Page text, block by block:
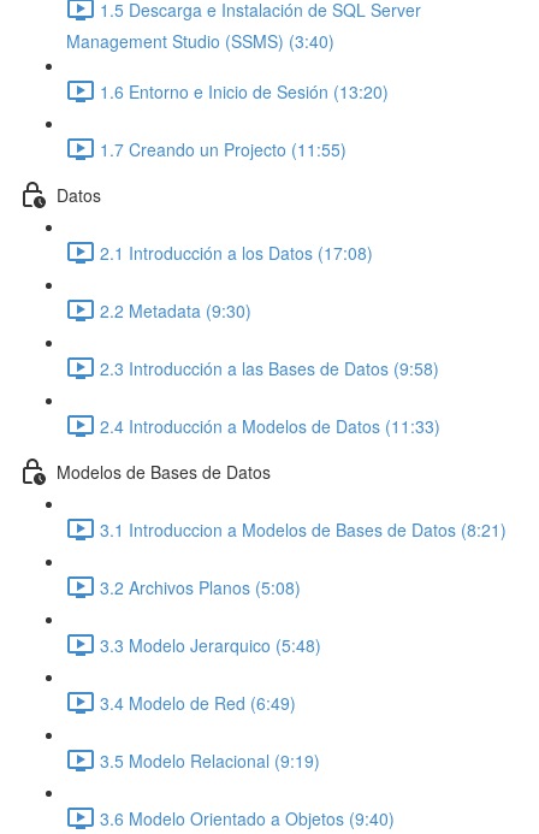
1.5 Descarga e Instalación de SQL Server
Management Studio (SSMS) (3:40)
1.6 Entorno e Inicio de Sesión (13:20)
1.7 Creando un Projecto (11:55)
Datos
2.1 Introducción a los Datos (17:08)
2.2 Metadata (9:30)
2.3 Introducción a las Bases de Datos (9:58)
2.4 Introducción a Modelos de Datos (11:33)
Modelos de Bases de Datos
3.1 Introduccion a Modelos de Bases de Datos (8:21)
3.2 Archivos Planos (5:08)
3.3 Modelo Jerarquico (5:48)
3.4 Modelo de Red (6:49)
3.5 Modelo Relacional (9:19)
3.6 Modelo Orientado a Objetos (9:40)